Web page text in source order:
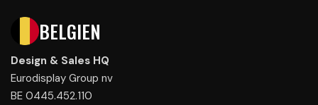
BELGIEN
Design & Sales HQ
Eurodisplay Group nv
BE 0445.452.110